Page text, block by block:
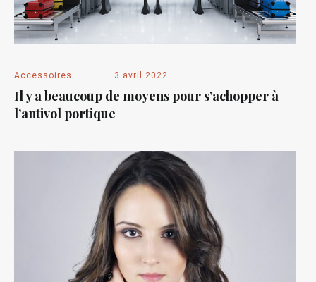
Accessoires 3 avril 2022
Il y a beaucoup de moyens pour s’achopper à
l’antivol portique